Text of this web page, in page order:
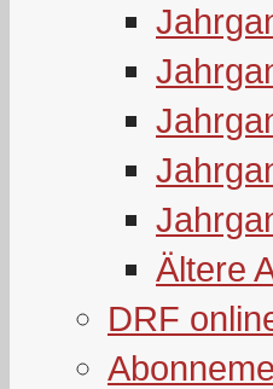
Ältere
DRF